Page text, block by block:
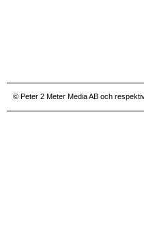
© Peter 2 Meter Media AB och